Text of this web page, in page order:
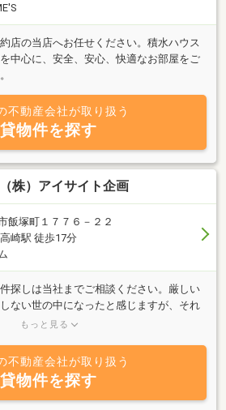
店の当店へお任せください。積水ハウス
中心に、安全、安心、快適なお部屋をご
不動産会社が取り扱う
物件を探す
株）アイサイト企画
飯塚町１７７６－２２
崎駅 徒歩17分
探しは当社までご相談ください。厳しい
ない世の中になったと感じますが、それ
食・住そんなあなたの大切な
邁進していく所存です。また空室にお困
談を承っております。リフォームしたが
げたのに入居が付かない。空室があって
はご相談ください。より良い解決方法を
もっと見る
不動産会社が取り扱う
物件を探す